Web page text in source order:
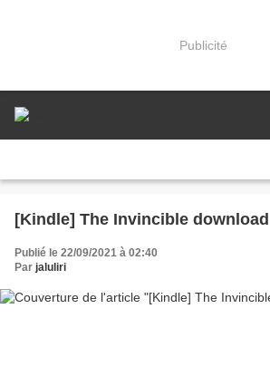
Publicité
[Kindle] The Invincible download
Publié le 22/09/2021 à 02:40
Par jaluliri